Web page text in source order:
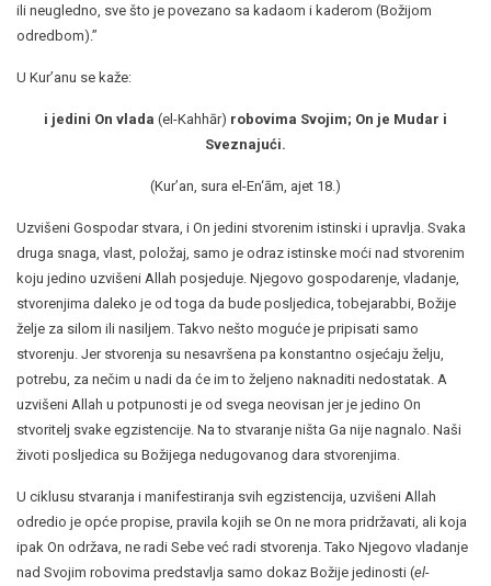
ili neugledno, sve što je povezano sa kadaom i kaderom (Božijom
odredbom).”
U Kur’anu se kaže:
i jedini On vlada (el-Kahhār) robovima Svojim; On je Mudar i
Sveznajući.
(Kur’an, sura el-En‘ām, ajet 18.)
Uzvišeni Gospodar stvara, i On jedini stvorenim istinski i upravlja. Svaka
druga snaga, vlast, položaj, samo je odraz istinske moći nad stvorenim
koju jedino uzvišeni Allah posjeduje. Njegovo gospodarenje, vladanje,
stvorenjima daleko je od toga da bude posljedica, tobejarabbi, Božije
želje za silom ili nasiljem. Takvo nešto moguće je pripisati samo
stvorenju. Jer stvorenja su nesavršena pa konstantno osjećaju želju,
potrebu, za nečim u nadi da će im to željeno naknaditi nedostatak. A
uzvišeni Allah u potpunosti je od svega neovisan jer je jedino On
stvoritelj svake egzistencije. Na to stvaranje ništa Ga nije nagnalo. Naši
životi posljedica su Božijega nedugovanog dara stvorenjima.
U ciklusu stvaranja i manifestiranja svih egzistencija, uzvišeni Allah
odredio je opće propise, pravila kojih se On ne mora pridržavati, ali koja
ipak On održava, ne radi Sebe već radi stvorenja. Tako Njegovo vladanje
nad Svojim robovima predstavlja samo dokaz Božije jedinosti (el-